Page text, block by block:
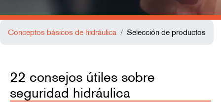
Conceptos básicos de hidráulica Selección de productos
22 consejos útiles sobre
seguridad hidráulica